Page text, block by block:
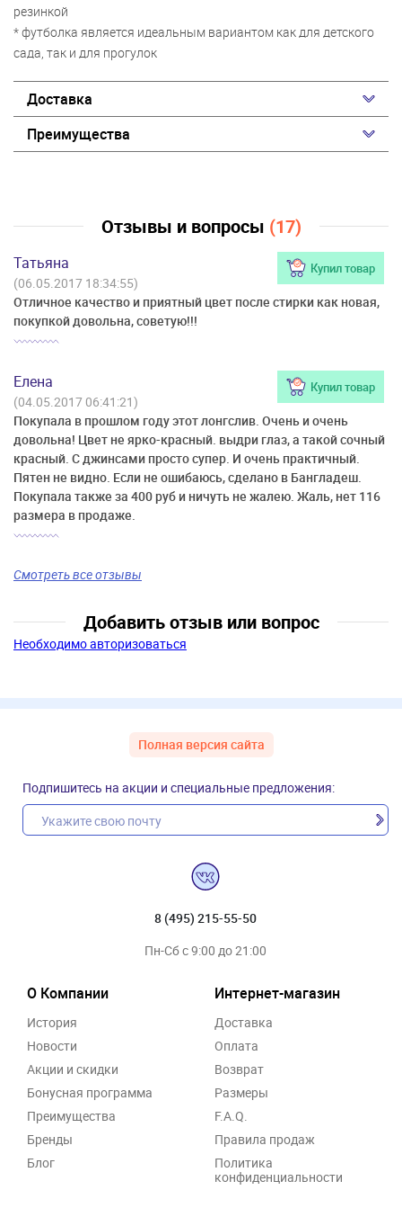
резинкой
* футболка является идеальным вариантом как для детского
сада, так и для прогулок
Доставка
Преимущества
Отзывы и вопросы (17)
Татьяна Купил товар
(06.05.2017 18:34:55)
Отличное качество и приятный цвет после стирки как новая,
покупкой довольна, советую!!!
Елена Купил товар
(04.05.2017 06:41:21)
Покупала в прошлом году этот лонгслив. Очень и очень
довольна! Цвет не ярко-красный. выдри глаз, а такой сочный
красный. С джинсами просто супер. И очень практичный.
Пятен не видно. Если не ошибаюсь, сделано в Бангладеш.
Покупала также за 400 руб и ничуть не жалею. Жаль, нет 116
размера в продаже.
Смотреть все отзывы
Добавить отзыв или вопрос
Необходимо авторизоваться
Полная версия сайта
Подпишитесь на акции и специальные предложения:
8 (495) 215-55-50
Пн-Сб с 9:00 до 21:00
О Компании
История
Новости
Акции и скидки
Бонусная программа
Преимущества
Бренды
Блог
Интернет-магазин
Доставка
Оплата
Возврат
Размеры
F.A.Q.
Правила продаж
Политика
конфиденциальности